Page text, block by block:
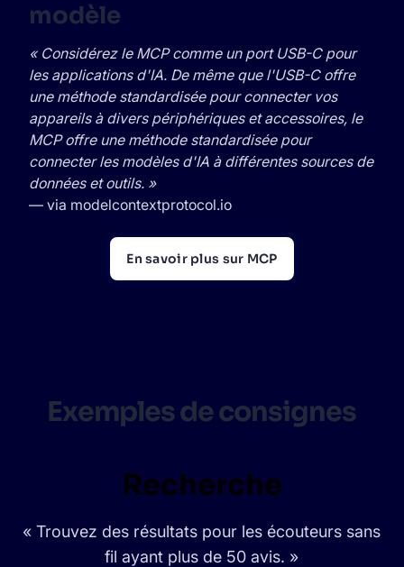
modèle
« Considérez le MCP comme un port USB-C pour
les applications d'IA. De même que l'USB-C offre
une méthode standardisée pour connecter vos
appareils à divers périphériques et accessoires, le
MCP offre une méthode standardisée pour
connecter les modèles d'IA à différentes sources de
données et outils. »
— via modelcontextprotocol.io
En savoir plus sur MCP
Exemples de consignes
Recherche
« Trouvez des résultats pour les écouteurs sans
fil ayant plus de 50 avis. »